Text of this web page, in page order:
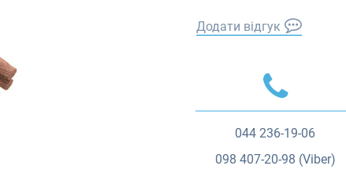
Додати відгук
044 236-19-06
098 407-20-98 (Viber)